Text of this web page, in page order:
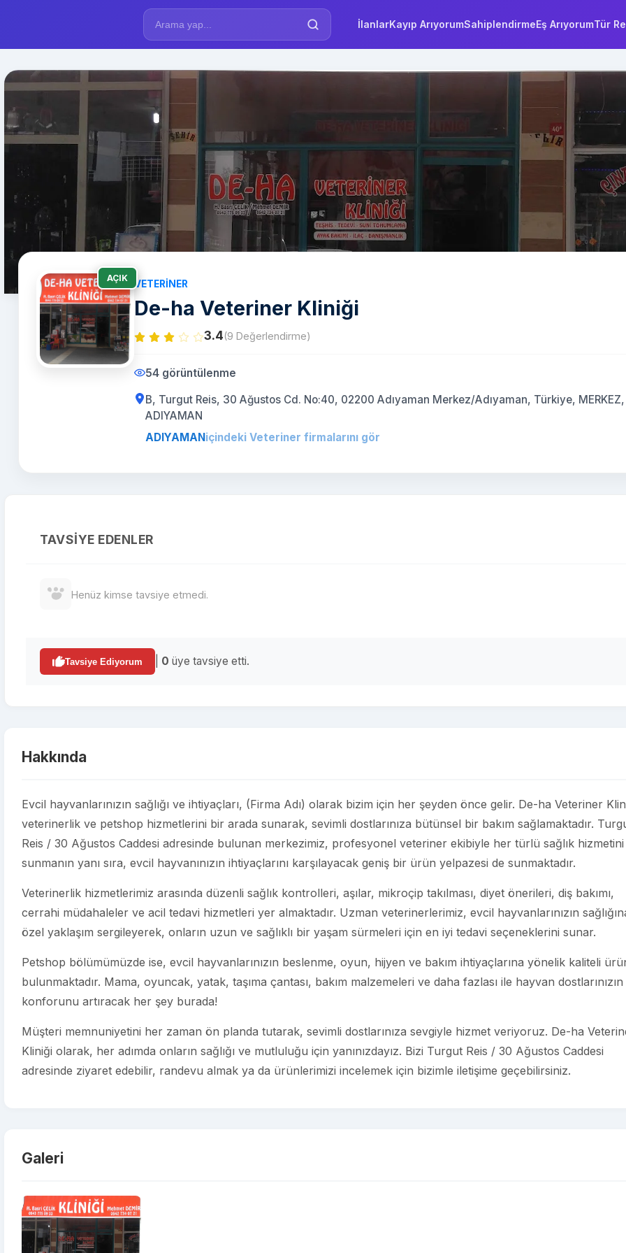
İlanlarKayıp ArıyorumSahiplendirmeEş ArıyorumTür
AÇIK
VETERINER
De-ha Veteriner Kliniği
3.4(9 Değerlendirme)
54 görüntülenme
B, Turgut Reis, 30 Ağustos Cd. No:40, 02200 Adıyaman Merkez/Adıyaman, Türkiye, MERKEZ,
ADIYAMAN
ADIYAMANiçindeki Veteriner firmalarını gör
TAVSIYE EDENLER
Henüz kimse tavsiye etmedi.
Tavsiye Ediyorum 0 üye tavsiye etti.
Hakkında
Evcil hayvanlarınızın sağlığı ve ihtiyaçları, (Firma Adı) olarak bizim için her şeyden önce gelir. De-ha Veteriner
veterinerlik ve petshop hizmetlerini bir arada sunarak, sevimli dostlarınıza bütünsel bir bakım sağlamaktadır.
Reis / 30 Ağustos Caddesi adresinde bulunan merkezimiz, profesyonel veteriner ekibiyle her türlü sağlık hizmetini
sunmanın yanı sıra, evcil hayvanınızın ihtiyaçlarını karşılayacak geniş bir ürün yelpazesi de sunmaktadır.
Veterinerlik hizmetlerimiz arasında düzenli sağlık kontrolleri, aşılar, mikroçip takılması, diyet önerileri, diş bakımı,
cerrahi müdahaleler ve acil tedavi hizmetleri yer almaktadır. Uzman veterinerlerimiz, evcil hayvanlarınızın
özel yaklaşım sergileyerek, onların uzun ve sağlıklı bir yaşam sürmeleri için en iyi tedavi seçeneklerini sunar.
Petshop bölümümüzde ise, evcil hayvanlarınızın beslenme, oyun, hijyen ve bakım ihtiyaçlarına yönelik kaliteli
bulunmaktadır. Mama, oyuncak, yatak, taşıma çantası, bakım malzemeleri ve daha fazlası ile hayvan dostlarınızın
konforunu artıracak her şey burada!
Müşteri memnuniyetini her zaman ön planda tutarak, sevimli dostlarınıza sevgiyle hizmet veriyoruz. De-ha
Kliniği olarak, her adımda onların sağlığı ve mutluluğu için yanınızdayız. Bizi Turgut Reis / 30 Ağustos Caddesi
adresinde ziyaret edebilir, randevu almak ya da ürünlerimizi incelemek için bizimle iletişime geçebilirsiniz.
Galeri